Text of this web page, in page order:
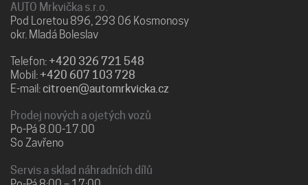
AUTO Mrkvička s.r.o.
Pod Loretou 896, 293 06 Kosmonosy
okr. Mladá Boleslav
Telefon:+420 326 721 548
Mobil:+420 607 103 728
E-mail:citroen@automrkvicka.cz
Prodej nových a ojetých vozů
Po-Pá 8.00-17.00
So Zavřeno
Servis a sklad náhradních dílů